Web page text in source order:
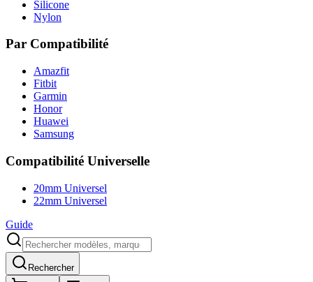
Silicone
Nylon
Par Compatibilité
Amazfit
Fitbit
Garmin
Honor
Huawei
Samsung
Compatibilité Universelle
20mm Universel
22mm Universel
Guide
Rechercher